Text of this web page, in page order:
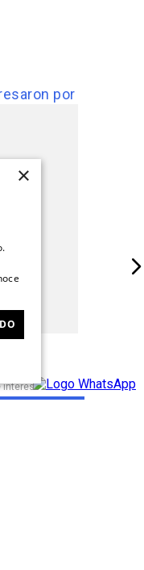
por
interés
×